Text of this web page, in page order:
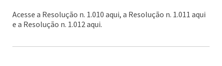
Acesse a Resolução n. 1.010 aqui, a Resolução n. 1.011 aqui
e a Resolução n. 1.012 aqui.